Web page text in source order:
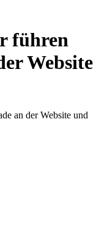
führen
Website
an der Website und